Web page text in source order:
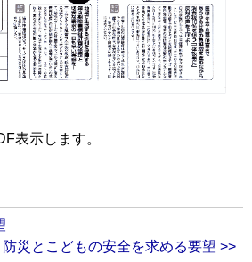
表示します。
防災とこどもの安全を求める要望 >>